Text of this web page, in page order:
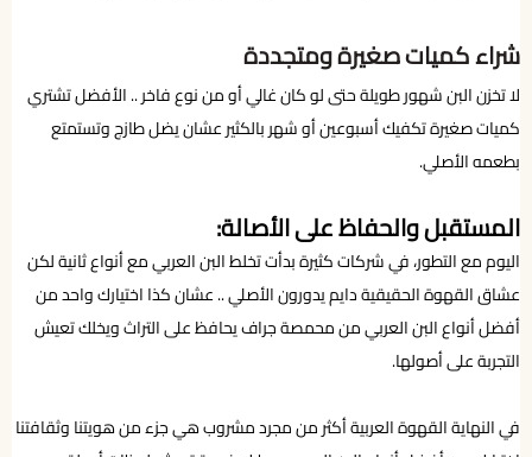
شراء كميات صغيرة ومتجددة
لا تخزن البن شهور طويلة حتى لو كان غالي أو من نوع فاخر .. الأفضل تشتري
كميات صغيرة تكفيك أسبوعين أو شهر بالكثير عشان يضل طازج وتستمتع
بطعمه الأصلي.
المستقبل والحفاظ على الأصالة:
اليوم مع التطور، في شركات كثيرة بدأت تخلط البن العربي مع أنواع ثانية لكن
عشاق القهوة الحقيقية دايم يدورون الأصلي .. عشان كذا اختيارك واحد من
أفضل أنواع البن العربي من محمصة جراف يحافظ على التراث ويخلك تعيش
التجربة على أصولها.
في النهاية القهوة العربية أكثر من مجرد مشروب هي جزء من هويتنا وثقافتنا